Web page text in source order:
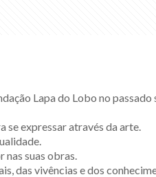
Lapa do Lobo no passado
se expressar através da arte.
nas suas obras.
das vivências e dos